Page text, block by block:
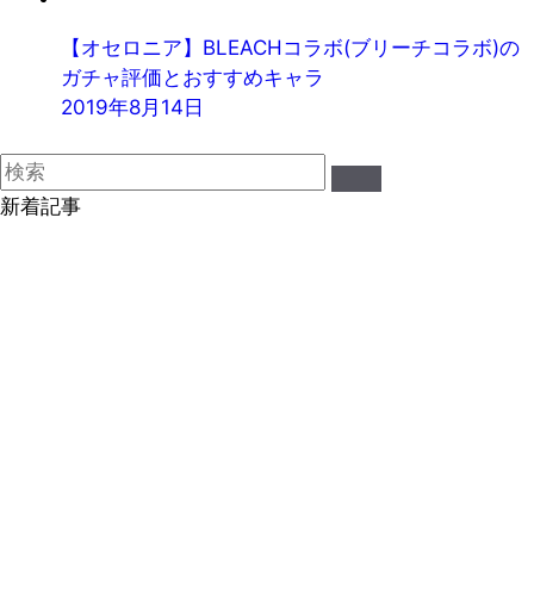
【オセロニア】BLEACHコラボ(ブリーチコラボ)の
ガチャ評価とおすすめキャラ
2019年8月14日
新着記事